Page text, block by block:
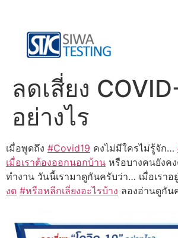
ลดเสี่ยง
อย่างไร
เมื่อพูดถึง #Covid19 คงไม่มีใครไม่รู้จัก…
เมื่อเราต้องออกนอกบ้าน หรือบางคนยังค
ทำงาน วันนี้เรามาดูกันครับว่า… เมื่อเรา
งด #หรือหลีกเลี่ยงอะไรบ้าง ลองอ่านดูกัน